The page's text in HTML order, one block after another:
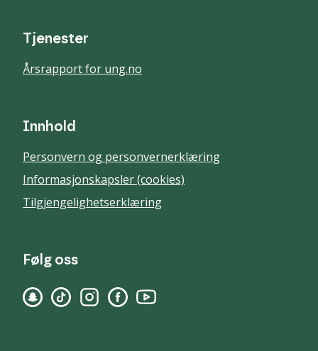
Tjenester
Årsrapport for ung.no
Innhold
Personvern og personvernerklæring
Informasjonskapsler (cookies)
Tilgjengelighetserklæring
Følg oss